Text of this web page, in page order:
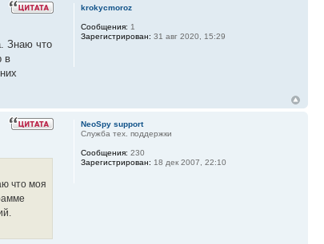
Знаю что
в
krokycmoroz
Сообщения: 1
Зарегистрирован: 31 авг 2020, 15:29
что моя
NeoSpy support
Служба тех. поддержки
Сообщения: 230
Зарегистрирован: 18 дек 2007, 22:10